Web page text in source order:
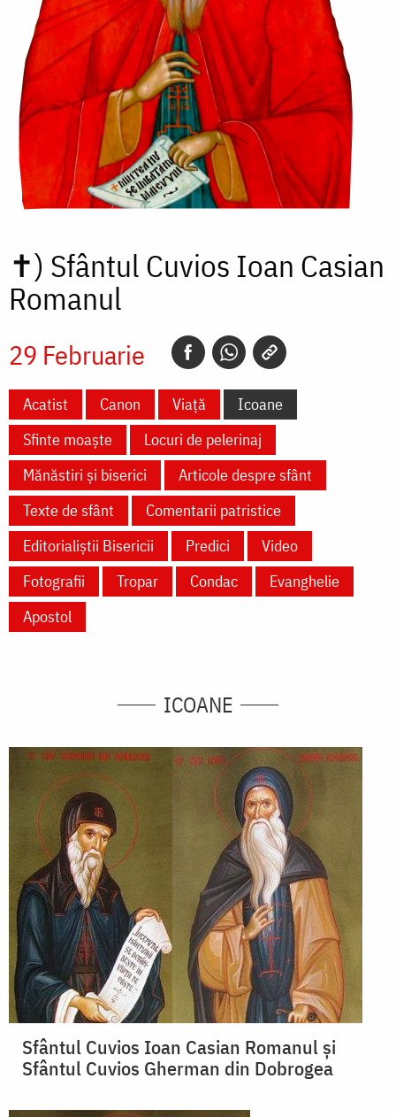
✝) Sfântul Cuvios Ioan Casian
Romanul
29 Februarie
Acatist Canon Viață
Icoane
Sfinte moaște
Locuri de pelerinaj
Mănăstiri și biserici
Articole despre sfânt
Texte de sfânt
Comentarii patristice
Editorialiștii Bisericii
Predici
Video
Fotografii
Tropar Condac
Evanghelie
Apostol
ICOANE
Sfântul Cuvios Ioan Casian Romanul şi
Sfântul Cuvios Gherman din Dobrogea